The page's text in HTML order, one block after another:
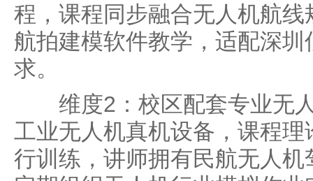
程，课程同步融合无人机航
航拍建模软件教学，适配深
求。
维度2：校区配套专业无人
工业无人机真机设备，课程
行训练，讲师拥有民航无人